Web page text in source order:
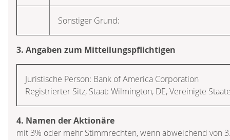
Sonstiger Grund:
3. Angaben zum Mitteilungspflichtigen
Juristische Person: Bank of America Corporation
Registrierter Sitz, Staat: Wilmington, DE, Vereinigte
4. Namen der Aktionäre
mit 3% oder mehr Stimmrechten, wenn abweichend von